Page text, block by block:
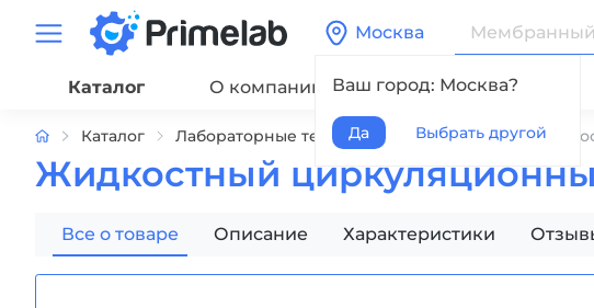
Москва
Ваш город: Москва?
Да Выбрать другой
Каталог О компании Сервис
Каталог Лабораторные термостаты жидкостные
Жидкостный
Все о товаре Описание Характеристики